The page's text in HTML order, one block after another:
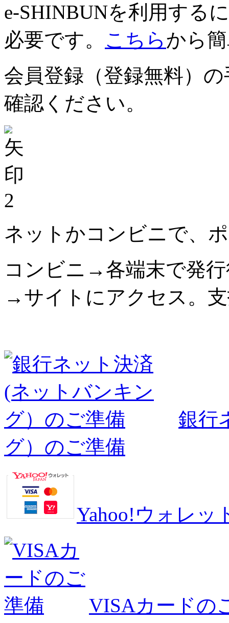
e-SHINBUNを利用する
必要です。 こちらから
会員登録（登録無料）
確認ください。
2
ネットかコンビニで、
コンビニ→各端末で発
→サイトにアクセス。
銀行
グ）のご準備
Yahoo!ウォレッ
VISAカードの